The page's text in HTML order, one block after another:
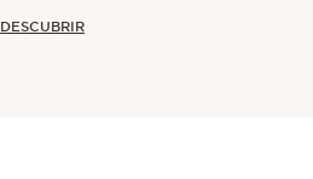
DESCUBRIR